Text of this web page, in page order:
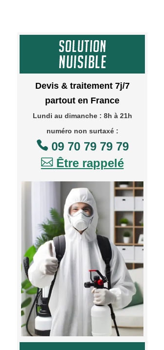
Devis & traitement 7j/7
partout en France
Lundi au dimanche : 8h à 21h
numéro non surtaxé :
09 70 79 79 79
 Être rappelé